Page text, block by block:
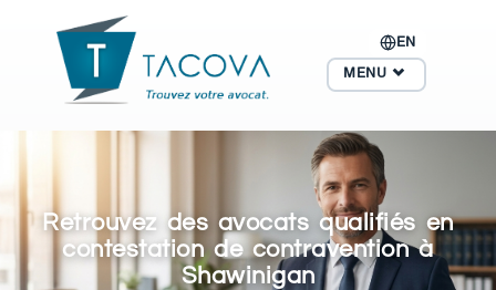
EN
MENU
Retrouvez des avocats qualifiés en
contestation de contravention à
Shawinigan